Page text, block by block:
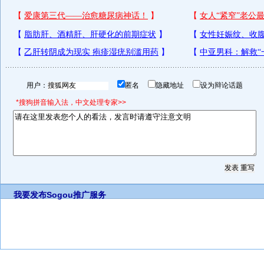
用户： 匿名 隐藏地址 设为辩论话题
*搜狗拼音输入法，中文处理专家>>
我要发布Sogou推广服务